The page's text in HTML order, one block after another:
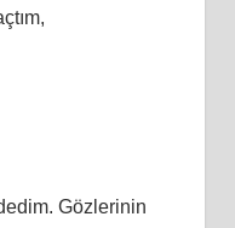
Gözlerinin